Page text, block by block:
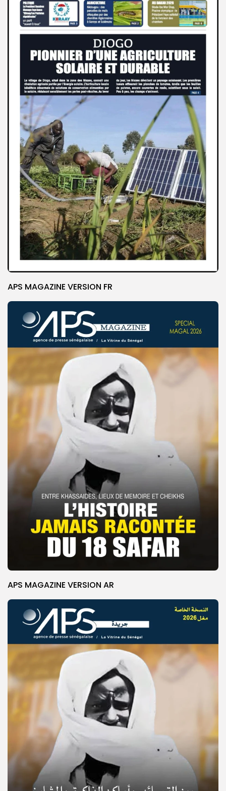
© Copyright 2025, APS
APS MAGAZINE VERSION FR
APS MAGAZINE VERSION AR